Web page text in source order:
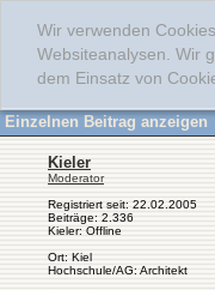
Wir verwenden
Websiteanalysen. Wir
dem Einsatz von
Einzelnen Beitrag anzeigen
Kieler
Moderator
Registriert seit: 22.02.2005
Beiträge: 2.336
Kieler: Offline
Ort: Kiel
Hochschule/AG: Architekt